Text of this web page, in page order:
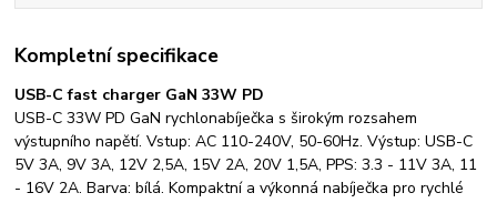
Kompletní specifikace
USB-C fast charger GaN 33W PD
USB-C 33W PD GaN rychlonabíječka s širokým rozsahem
výstupního napětí. Vstup: AC 110-240V, 50-60Hz. Výstup: USB-C
5V 3A, 9V 3A, 12V 2,5A, 15V 2A, 20V 1,5A, PPS: 3.3 - 11V 3A, 11
- 16V 2A. Barva: bílá. Kompaktní a výkonná nabíječka pro rychlé